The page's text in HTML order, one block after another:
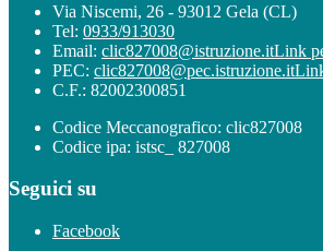
Via Niscemi, 26 - 93012 Gela (CL)
Tel: 0933/913030
Email: clic827008@istruzione.itLink
PEC: clic827008@pec.istruzione.it
C.F.: 82002300851
Codice Meccanografico: clic827008
Codice ipa: istsc_ 827008
Seguici su
Facebook